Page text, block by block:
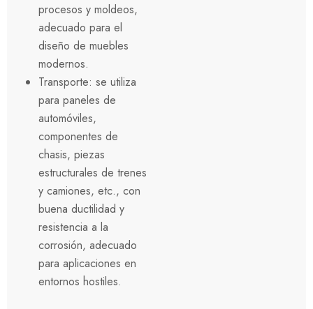
procesos y moldeos,
adecuado para el
diseño de muebles
modernos.
Transporte: se utiliza
para paneles de
automóviles,
componentes de
chasis, piezas
estructurales de trenes
y camiones, etc., con
buena ductilidad y
resistencia a la
corrosión, adecuado
para aplicaciones en
entornos hostiles.